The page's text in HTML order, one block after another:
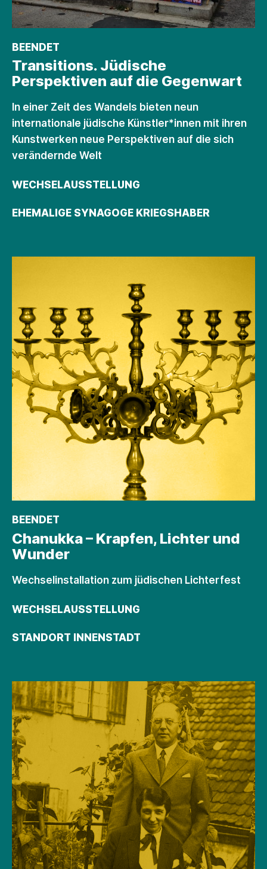
BEENDET
Transitions. Jüdische
Perspektiven auf die Gegenwart
In einer Zeit des Wandels bieten neun
internationale jüdische Künstler*innen mit ihren
Kunstwerken neue Perspektiven auf die sich
verändernde Welt
WECHSELAUSSTELLUNG
EHEMALIGE SYNAGOGE KRIEGSHABER
BEENDET
Chanukka – Krapfen, Lichter und
Wunder
Wechselinstallation zum jüdischen Lichterfest
WECHSELAUSSTELLUNG
STANDORT INNENSTADT